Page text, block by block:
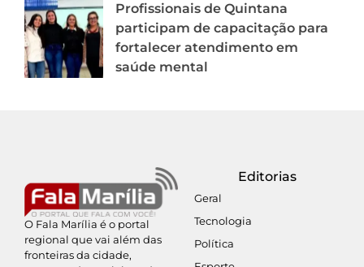
Profissionais de Quintana
participam de capacitação para
fortalecer atendimento em
saúde mental
O Fala Marília é o portal
regional que vai além das
fronteiras da cidade,
Editorias
Geral
Tecnologia
Política